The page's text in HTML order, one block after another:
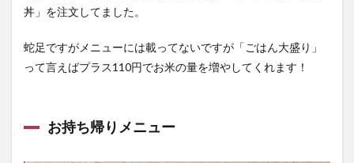
丼」を注文してました。
蛇足ですがメニューには載ってないですが「ごはん大盛り」
って言えばプラス110円でお米の量を増やしてくれます！
お持ち帰りメニュー